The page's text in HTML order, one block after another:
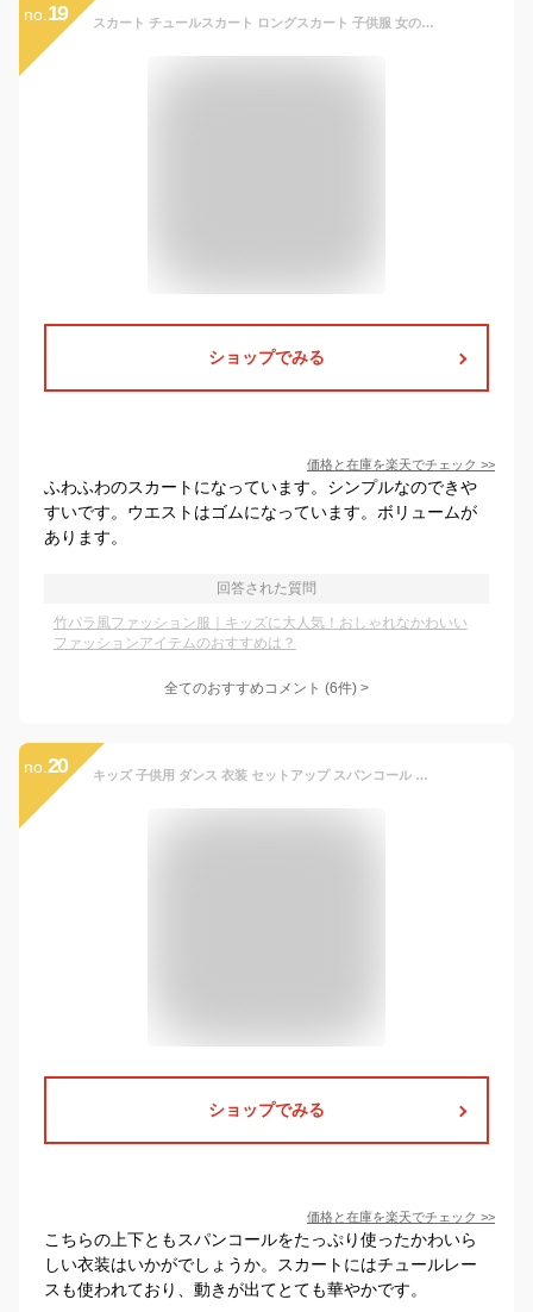
no. 19 スカート チュールスカート ロングスカート 子供服 女の子 ふわふわ キッズ ジュニア カジュアル 春秋 普段着 夏 ピンク グレー クブラック 110 120 130 140 150 160
ショップでみる
価格と在庫を楽天でチェック >>
ふわふわのスカートになっています。シンプルなのできや
すいです。ウエストはゴムになっています。ボリュームが
あります。
回答された質問
竹パラ風ファッション服｜キッズに大人気！おしゃれなかわいい
ファッションアイテムのおすすめは？
全てのおすすめコメント (6件) >
no. 20 キッズ 子供用 ダンス 衣装 セットアップ スパンコール ダンス衣装 チア キラキラ ヒップホップ ダンス衣装 タンクトップ ショート丈 へそだし 男の子 女の子 おしゃれ ダンス衣装 HIPHOP 英字 ジュニア 大きいサイズ 150 160 シルバー レッド ピンク ネイビー
ショップでみる
価格と在庫を楽天でチェック >>
こちらの上下ともスパンコールをたっぷり使ったかわいら
しい衣装はいかがでしょうか。スカートにはチュールレー
スも使われており、動きが出てとても華やかです。